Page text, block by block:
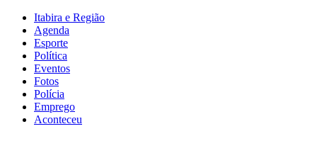
Itabira e Região
Agenda
Esporte
Política
Eventos
Fotos
Polícia
Emprego
Aconteceu